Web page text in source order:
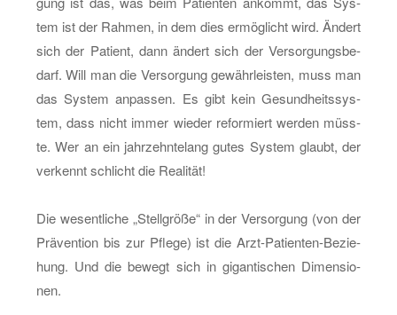
tem ist der Rah­men, in dem dies er­mög­licht wird. Än­dert
sich der Pa­ti­ent, dann än­dert sich der Ver­sor­gungs­be­
darf. Will man die Ver­sor­gung ge­währ­leis­ten, muss man
das Sys­tem an­pas­sen. Es gibt kein Ge­sund­heits­sys­
tem, dass nicht immer wie­der re­for­miert wer­den müss­
te. Wer an ein jahr­zehn­te­lang gutes Sys­tem glaubt, der
ver­kennt schlicht die Rea­li­tät!
Die we­sent­li­che „Stell­grö­ße“ in der Ver­sor­gung (von der
Prä­ven­ti­on bis zur Pfle­ge) ist die Arzt-Pa­ti­en­ten-Be­zie­
hung. Und die be­wegt sich in gi­gan­ti­schen Di­men­sio­
nen.